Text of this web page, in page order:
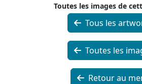
Toutes les images de
Tous les
Toutes les
Retour au